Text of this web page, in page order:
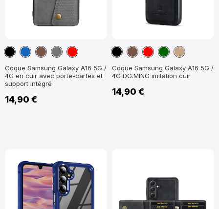
NoirBleuMarron
GrisRouge
Coque Samsung Galaxy A16 5G /
4G en cuir avec porte-cartes et
support intégré
14,90 €
NoirMarronRouge
VertMarron
Coque Samsung Galaxy A16 5G /
4G DG.MING imitation cuir
14,90 €